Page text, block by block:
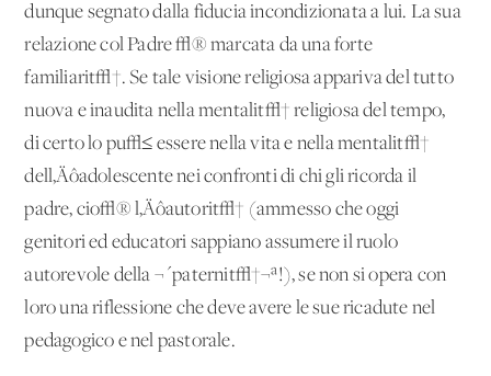
dunque segnato dalla fiducia incondizionata a lui. La sua
relazione col Padre √® marcata da una forte
familiarit√†. Se tale visione religiosa appariva del tutto
nuova e inaudita nella mentalit√† religiosa del tempo,
di certo lo pu√≤ essere nella vita e nella mentalit√†
dell‚Äôadolescente nei confronti di chi gli ricorda il
padre, cio√® l‚Äôautorit√† (ammesso che oggi
genitori ed educatori sappiano assumere il ruolo
autorevole della ¬´paternit√†¬ª!), se non si opera con
loro una riflessione che deve avere le sue ricadute nel
pedagogico e nel pastorale.